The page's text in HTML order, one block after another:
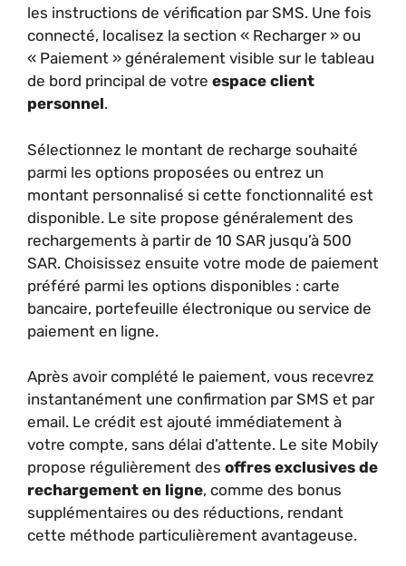
les instructions de vérification par SMS. Une fois
connecté, localisez la section « Recharger » ou
« Paiement » généralement visible sur le tableau
de bord principal de votre espace client
personnel.
Sélectionnez le montant de recharge souhaité
parmi les options proposées ou entrez un
montant personnalisé si cette fonctionnalité est
disponible. Le site propose généralement des
rechargements à partir de 10 SAR jusqu’à 500
SAR. Choisissez ensuite votre mode de paiement
préféré parmi les options disponibles : carte
bancaire, portefeuille électronique ou service de
paiement en ligne.
Après avoir complété le paiement, vous recevrez
instantanément une confirmation par SMS et par
email. Le crédit est ajouté immédiatement à
votre compte, sans délai d’attente. Le site Mobily
propose régulièrement des offres exclusives de
rechargement en ligne, comme des bonus
supplémentaires ou des réductions, rendant
cette méthode particulièrement avantageuse.